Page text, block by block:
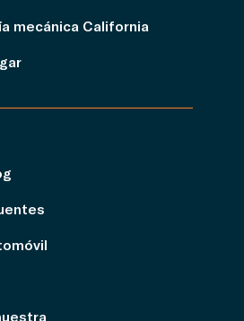
mecánica California